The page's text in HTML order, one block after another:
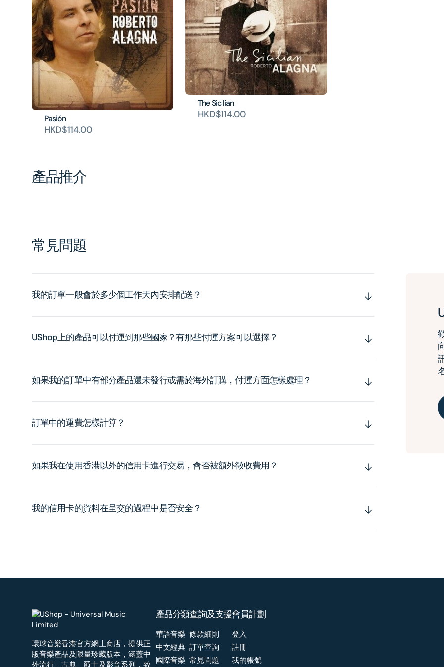
Pasión
HKD$114.00
The Sicilian
HKD$114.00
產品推介
常見問題
我的訂單一般會於多少個工作天內安排配送？
UShop上的產品可以付運到那些國家？有那些付運方案可以選擇？
如果我的訂單中有部分產品還未發行或需於海外訂購，付運方面怎樣處理？
訂單中的運費怎樣計算？
如果我在使用香港以外的信用卡進行交易，會否被額外徵收費用？
我的信用卡的資料在呈交的過程中是否安全？
環球音樂香港官方網上商店，提供正
版音樂產品及限量珍藏版本，涵蓋中
外流行、古典、爵士及影音系列，致
產品分類
華語音樂
中文經典
國際音樂
查詢及支援
條款細則
訂單查詢
常見問題
會員計劃
登入
註冊
我的帳號